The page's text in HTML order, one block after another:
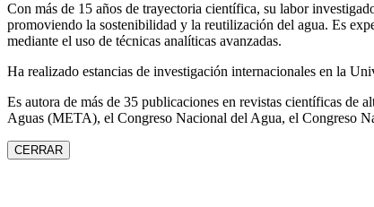
Con más de 15 años de trayectoria científica, su labor
promoviendo la sostenibilidad y la reutilización del agua. Es
mediante el uso de técnicas analíticas avanzadas.
Ha realizado estancias de investigación internacionales en la
Es autora de más de 35 publicaciones en revistas científicas de
Aguas (META), el Congreso Nacional del Agua, el Congreso
CERRAR